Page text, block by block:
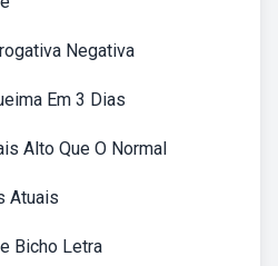
Negativa
Em 3 Dias
Alto Que O Normal
Atuais
Bicho Letra